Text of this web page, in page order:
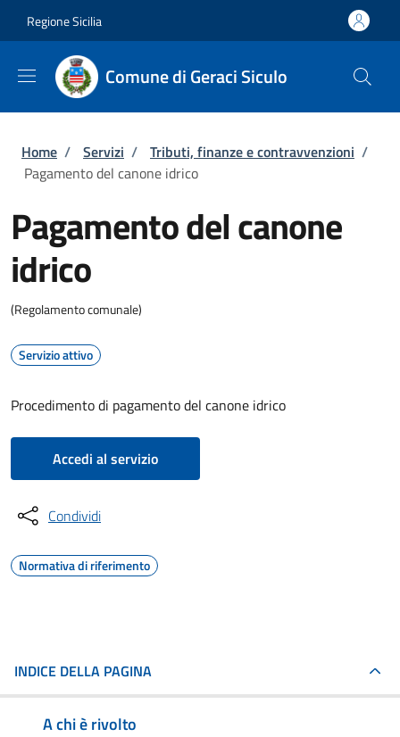
Regione Sicilia
Comune di Geraci Siculo
Briciole di pane
Home / Servizi / Tributi, finanze e contravvenzioni /
Pagamento del canone idrico
Pagamento del canone
idrico
(Regolamento comunale)
Servizio attivo
Procedimento di pagamento del canone idrico
Accedi al servizio
Condividi
Normativa di riferimento
INDICE DELLA PAGINA
A chi è rivolto